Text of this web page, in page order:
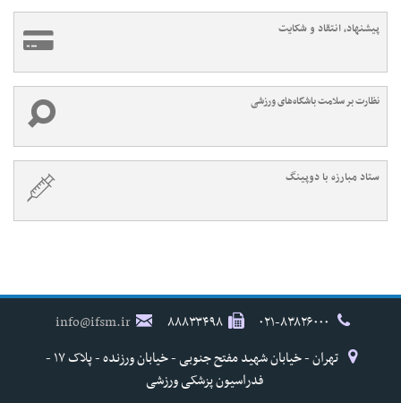
پیشنهاد، انتقاد و شکایت
نظارت بر سلامت باشگاه‌های ورزشی
ستاد مبارزه با دوپینگ
۸۸۸۳۳۴۹۸
info@ifsm.ir
تهران - خیابان شهید مفتح جنوبی - خیابان ورزنده - پلاک ۱۷ -
فدراسیون پزشکی ورزشی